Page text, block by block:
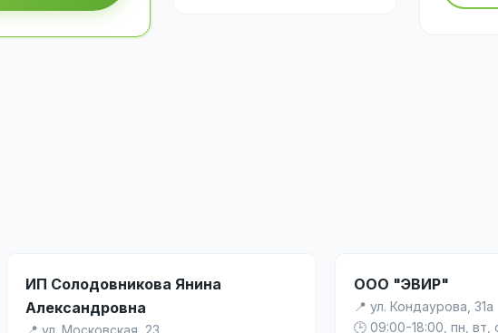
ИП Солодовникова Янина
Александровна
📍 ул. Московская, 23
ООО "ЭВИР"
📍 ул. Кондаурова, 31а
🕒 09:00-18:00, пн, вт,